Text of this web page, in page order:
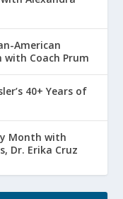
American
with Coach Prum
40+ Years of
Month with
Dr. Erika Cruz